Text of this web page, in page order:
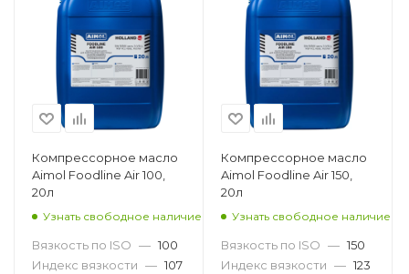
Компрессорное масло
Aimol Foodline Air 100,
20л
Узнать свободное наличие
Вязкость по ISO — 100
Индекс вязкости — 107
Компрессорное масло
Aimol Foodline Air 150,
20л
Узнать свободное наличие
Вязкость по ISO — 150
Индекс вязкости — 123